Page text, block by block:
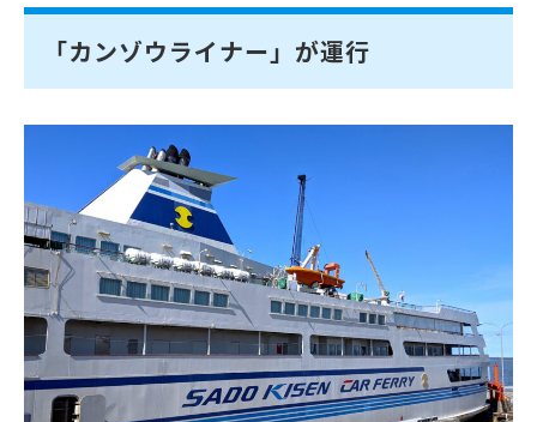
「カンゾウライナー」が運行